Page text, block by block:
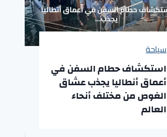
سياحة
استكشاف حطام السفن في
أعماق أنطاليا يجذب عشاق
الغوص من مختلف أنحاء
العالم